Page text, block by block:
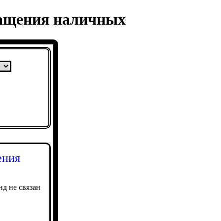
наличных
не связан